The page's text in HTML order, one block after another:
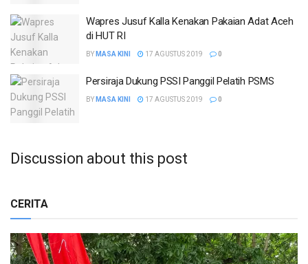
Wapres Jusuf Kalla Kenakan Pakaian Adat Aceh
di HUT RI
BY MASA KINI 17 AGUSTUS 2019 0
Persiraja Dukung PSSI Panggil Pelatih PSMS
BY MASA KINI 17 AGUSTUS 2019 0
Discussion about this post
CERITA